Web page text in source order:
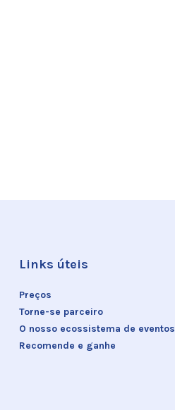
Links úteis
Preços
Torne-se parceiro
O nosso ecossistema de eventos
Recomende e ganhe